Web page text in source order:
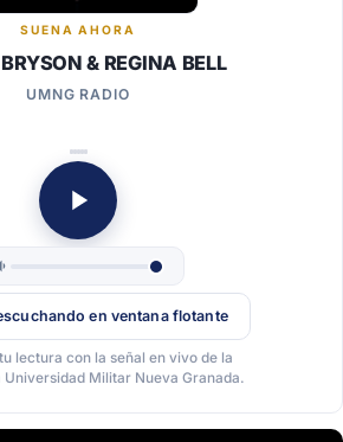
SUENA AHORA
& REGINA BELL
UMNG RADIO
en ventana flotante
lectura con la señal en vivo de la
Universidad Militar Nueva Granada.